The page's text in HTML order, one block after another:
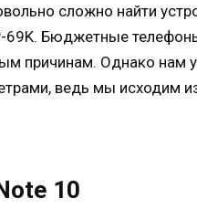
сложно найти
69K. Бюджетные
причинам. Однако нам
ведь мы исходим
10